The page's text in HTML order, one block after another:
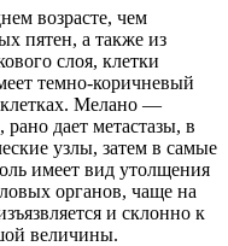
возрасте, чем
пятен, а также из
слоя, клетки
темно-коричневый
клетках. Мелано —
дает метастазы, в
узлы, затем в самые
имеет вид утолщения
органов, чаще на
и склонно к
величины.